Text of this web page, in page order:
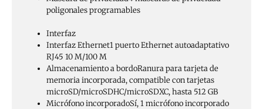
poligonales programables
Interfaz
Interfaz Ethernet1 puerto Ethernet autoadaptativo
RJ45 10 M/100 M
Almacenamiento a bordoRanura para tarjeta de
memoria incorporada, compatible con tarjetas
microSD/microSDHC/microSDXC, hasta 512 GB
Micrófono incorporadoSí, 1 micrófono incorporado